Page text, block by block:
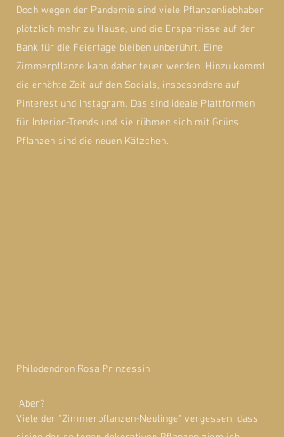
Doch wegen der Pandemie sind viele Pflanzenliebhaber
plötzlich mehr zu Hause, und die Ersparnisse auf der
Bank für die Feiertage bleiben unberührt. Eine
Zimmerpflanze kann daher teuer werden. Hinzu kommt
die erhöhte Zeit auf den Socials, insbesondere auf
Pinterest und Instagram. Das sind ideale Plattformen
für Interior-Trends und sie rühmen sich mit Grüns.
Pflanzen sind die neuen Kätzchen.
Philodendron Rosa Prinzessin
Aber?
Viele der "Zimmerpflanzen-Neulinge" vergessen, dass